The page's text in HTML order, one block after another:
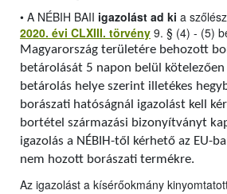
• A NÉBIH BAII igazolást ad ki a
2020. évi CLXIII. törvény 9. § (4) - (5)
Magyarország területére behozott
betárolását 5 napon belül
betárolás helye szerint illetékes
borászati hatóságnál igazolást kell
bortétel származási bizonyítványt
igazolás a NÉBIH-től kérhető az EU-
nem hozott borászati termékre.
Az igazolást a kísérőokmány